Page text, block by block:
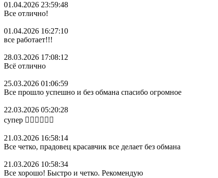
01.04.2026 23:59:48
Все отлично!
01.04.2026 16:27:10
все работает!!!
28.03.2026 17:08:12
Всё отлично
25.03.2026 01:06:59
Все прошло успешно и без обмана спасибо огромное
22.03.2026 05:20:28
супер 👍🏻👍🏻👍🏻
21.03.2026 16:58:14
Все четко, прадовец красавчик все делает без обмана
21.03.2026 10:58:34
Все хорошо! Быстро и четко. Рекомендую